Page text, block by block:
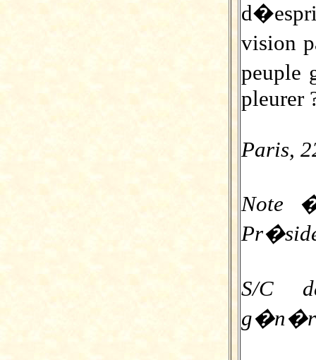
vision
peuple
pleurer
Paris,
Note
S/C